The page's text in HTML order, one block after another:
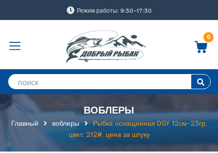
Режим работы: 9:30-17:30
0
ВОБЛЕРЫ
Главный воблеры
Рыбка оснащенная DGY 12см-23гр,
цвет: 212#, цена за штуку